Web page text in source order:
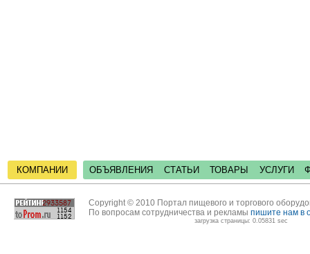
КОМПАНИИ ОБЪЯВЛЕНИЯ СТАТЬИ ТОВАРЫ УСЛУГИ
Copyright © 2010 Портал пищевого и торгового
По вопросам сотрудничества и рекламы пишите нам в
загрузка страницы: 0.05831 sec